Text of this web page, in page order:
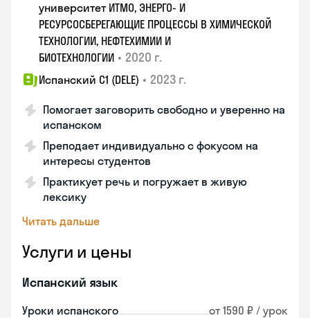
университет ИТМО, ЭНЕРГО- И
РЕСУРСОСБЕРЕГАЮЩИЕ ПРОЦЕССЫ В ХИМИЧЕСКОЙ
ТЕХНОЛОГИИ, НЕФТЕХИМИИ И
БИОТЕХНОЛОГИИ • 2020 г.
Испанский С1 (DELE) • 2023 г.
Помогает заговорить свободно и уверенно на
испанском
Преподает индивидуально с фокусом на
интересы студентов
Практикует речь и погружает в живую
лексику
Читать дальше
Услуги и цены
Испанский язык
Уроки испанского от 1590 ₽ / урок